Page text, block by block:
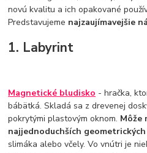
L.O.L. Surprise domčeky
L.O.L.
L.O.L. Surprise zberateľské figúrky
novú kvalitu a ich opakované
Predstavujeme najzaujímavejšie
1. Labyrint
Magnetické bludisko - hračka,
bábätká. Skladá sa z drevenej
pokrytými plastovým oknom. Môže
najjednoduchších
slimáka alebo včely. Vo vnútri je